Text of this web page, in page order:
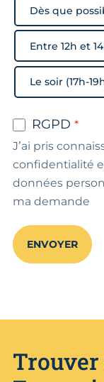
Dès que
Entre 12h et
Le soir (17h-
RGPD
J’ai pris
confidentialité
données
ma demande
ENVOYER